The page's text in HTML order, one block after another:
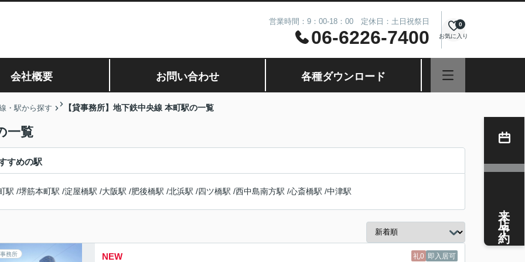
営業時間：9：00-18：00 定休日：土日祝祭日
06-6226-7400 お気に入り
0
会社概要 お問い合わせ 各種ダウンロード
・駅から探す 【貸事務所】地下鉄中央線 本町駅の一覧
一覧
すめの駅
駅 /堺筋本町駅 /淀屋橋駅 /大阪駅 /肥後橋駅 /北浜駅 /四ツ橋駅 /西中島南方駅 /心斎橋駅 /中津駅
事務所 礼0 即入居可
NEW
来店予約